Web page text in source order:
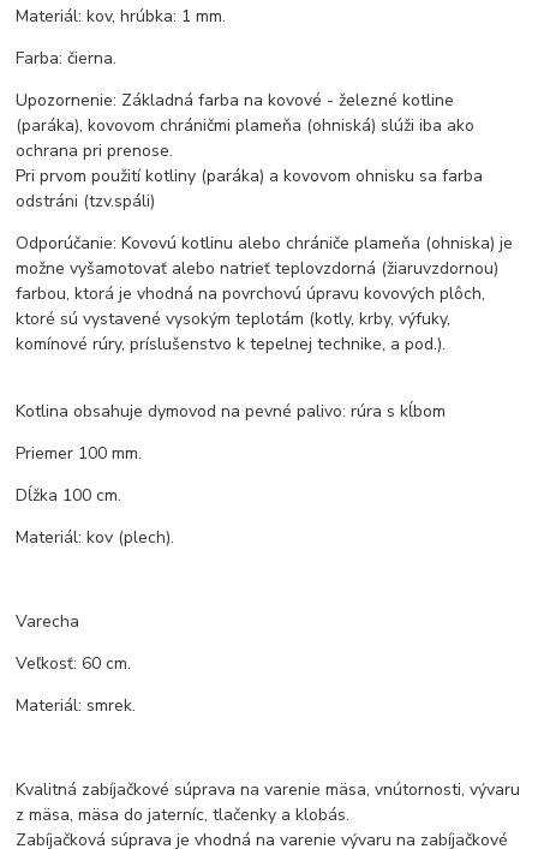
Materiál: kov, hrúbka: 1 mm.
Farba: čierna.
Upozornenie: Základná farba na kovové - železné kotline
(paráka), kovovom chráničmi plameňa (ohniská) slúži iba ako
ochrana pri prenose.
Pri prvom použití kotliny (paráka) a kovovom ohnisku sa farba
odstráni (tzv.spáli)
Odporúčanie: Kovovú kotlinu alebo chrániče plameňa (ohniska) je
možne vyšamotovať alebo natrieť teplovzdorná (žiaruvzdornou)
farbou, ktorá je vhodná na povrchovú úpravu kovových plôch,
ktoré sú vystavené vysokým teplotám (kotly, krby, výfuky,
komínové rúry, príslušenstvo k tepelnej technike, a pod.).
Kotlina obsahuje dymovod na pevné palivo: rúra s kĺbom
Priemer 100 mm.
Dĺžka 100 cm.
Materiál: kov (plech).
Varecha
Veľkosť: 60 cm.
Materiál: smrek.
Kvalitná zabíjačkové súprava na varenie mäsa, vnútornosti, vývaru
z mäsa, mäsa do jaterníc, tlačenky a klobás.
Zabíjačková súprava je vhodná na varenie vývaru na zabíjačkové